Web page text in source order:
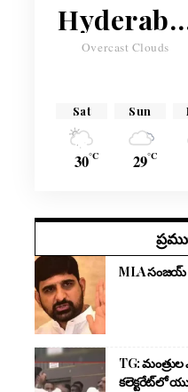
Overcast Clouds
Sat
30°C
Sun
29°C
MLA సంజయ్
TG:
కలెక్టరేట్‌లో